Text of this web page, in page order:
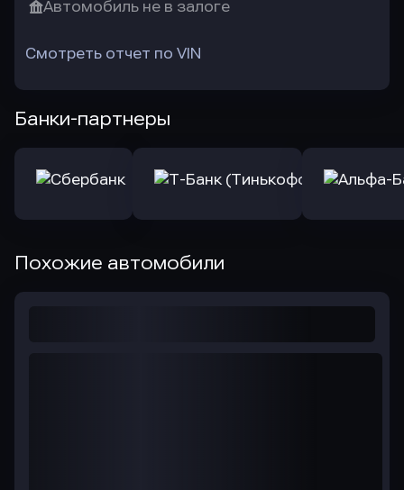
Автомобиль не в залоге
Смотреть отчет по VIN
Банки-партнеры
Похожие автомобили